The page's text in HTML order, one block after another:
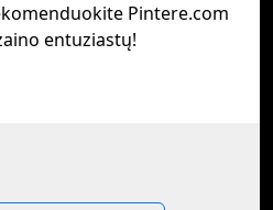
Pintere.com
entuziastų!